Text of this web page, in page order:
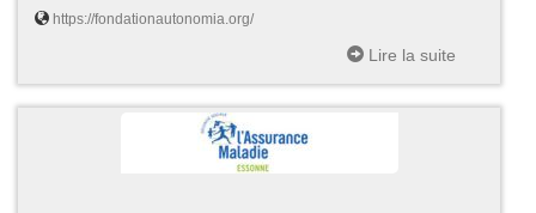
https://fondationautonomia.org/
Lire la suite